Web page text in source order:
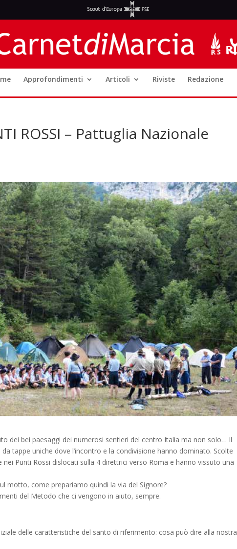
Approfondimenti Articoli Riviste Redazione
ROSSI – Pattuglia Nazionale
dei bei paesaggi dei numerosi sentieri del centro Italia ma non solo… Il
tappe uniche dove l’incontro e la condivisione hanno dominato. Scolte
Punti Rossi dislocati sulla 4 direttrici verso Roma e hanno vissuto una
motto, come prepariamo quindi la via del Signore?
del Metodo che ci vengono in aiuto, sempre.
delle caratteristiche del santo di riferimento: cosa può dire alla nostra